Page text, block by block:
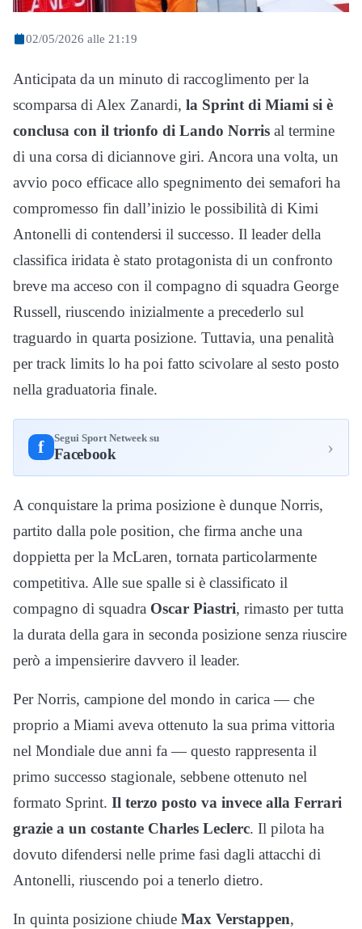
02/05/2026 alle 21:19
Anticipata da un minuto di raccoglimento per la
scomparsa di Alex Zanardi, la Sprint di Miami si è
conclusa con il trionfo di Lando Norris al termine
di una corsa di diciannove giri. Ancora una volta, un
avvio poco efficace allo spegnimento dei semafori ha
compromesso fin dall’inizio le possibilità di Kimi
Antonelli di contendersi il successo. Il leader della
classifica iridata è stato protagonista di un confronto
breve ma acceso con il compagno di squadra George
Russell, riuscendo inizialmente a precederlo sul
traguardo in quarta posizione. Tuttavia, una penalità
per track limits lo ha poi fatto scivolare al sesto posto
nella graduatoria finale.
f Segui Sport Netweek su
Facebook ›
A conquistare la prima posizione è dunque Norris,
partito dalla pole position, che firma anche una
doppietta per la McLaren, tornata particolarmente
competitiva. Alle sue spalle si è classificato il
compagno di squadra Oscar Piastri, rimasto per tutta
la durata della gara in seconda posizione senza riuscire
però a impensierire davvero il leader.
Per Norris, campione del mondo in carica — che
proprio a Miami aveva ottenuto la sua prima vittoria
nel Mondiale due anni fa — questo rappresenta il
primo successo stagionale, sebbene ottenuto nel
formato Sprint. Il terzo posto va invece alla Ferrari
grazie a un costante Charles Leclerc. Il pilota ha
dovuto difendersi nelle prime fasi dagli attacchi di
Antonelli, riuscendo poi a tenerlo dietro.
In quinta posizione chiude Max Verstappen,